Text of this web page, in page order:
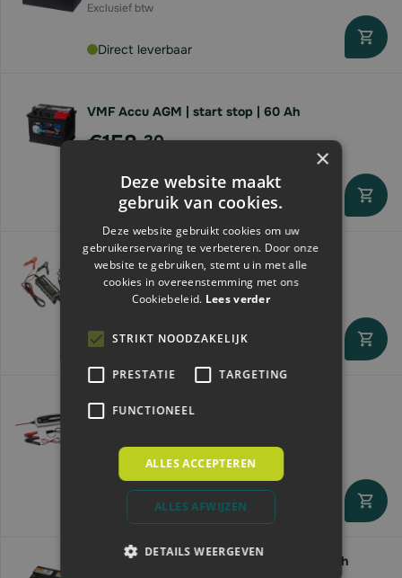
Direct leverbaar
VMF Accu AGM | start stop | 60 Ah
€158,30
Direct leverbaar
Acculader / druppellader | 6-12V / 1Ah
€31,11
Direct leverbaar
CTEK Acculader MXS3.8 | druppellader |
12V/3,8Ah
€92,53
Direct leverbaar
VMF Accu 57113 | Green System | 12V/72Ah
×
Deze website maakt
gebruik van cookies.
Deze website gebruikt cookies om uw
gebruikerservaring te verbeteren. Door onze
website te gebruiken, stemt u in met alle
cookies in overeenstemming met ons
Cookiebeleid. Lees verder
STRIKT NOODZAKELIJK
PRESTATIE TARGETING
FUNCTIONEEL
ALLES ACCEPTEREN
ALLES AFWIJZEN
DETAILS WEERGEVEN